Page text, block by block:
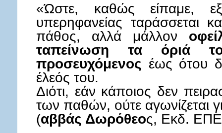
«Ώστε, καθώς είπαμε,
υπερηφανείας ταράσσεται
πάθος, αλλά μάλλον
ταπείνωση τα όριά
προσευχόμενος έως ότου
έλεός του.
Διότι, εάν κάποιος δεν
των παθών, ούτε αγωνίζεται
(αββάς Δωρόθεος, Εκδ.